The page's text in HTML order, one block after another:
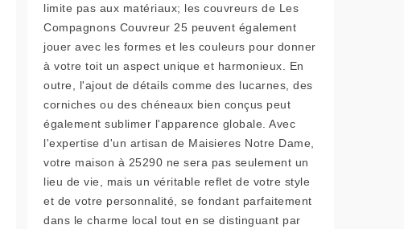
limite pas aux matériaux; les couvreurs de Les
Compagnons Couvreur 25 peuvent également
jouer avec les formes et les couleurs pour donner
à votre toit un aspect unique et harmonieux. En
outre, l'ajout de détails comme des lucarnes, des
corniches ou des chéneaux bien conçus peut
également sublimer l'apparence globale. Avec
l'expertise d'un artisan de Maisieres Notre Dame,
votre maison à 25290 ne sera pas seulement un
lieu de vie, mais un véritable reflet de votre style
et de votre personnalité, se fondant parfaitement
dans le charme local tout en se distinguant par